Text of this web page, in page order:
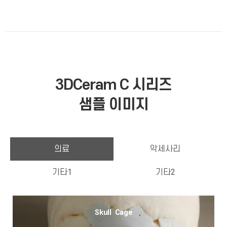
3DCeram C 시리즈
샘플 이미지
의료 악세사리
기타1 기타2
Skull Cage